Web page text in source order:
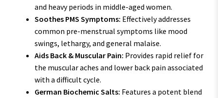
and heavy periods in middle-aged women.
Soothes PMS Symptoms: Effectively addresses
common pre-menstrual symptoms like mood
swings, lethargy, and general malaise.
Aids Back & Muscular Pain: Provides rapid relief for
the muscular aches and lower back pain associated
with a difficult cycle.
German Biochemic Salts: Features a potent blend